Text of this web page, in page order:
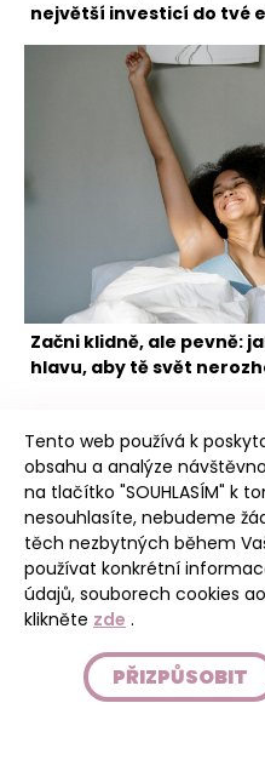
největší investicí do tvé
Začni klidně, ale pevně:
hlavu, aby tě svět
Poudree
Úvod
Etický kodex
Tento web používá k
obsahu a analýze
na tlačítko "SOUHLASÍM" k
nesouhlasíte, nebudeme
těch nezbytných během
používat konkrétní
údajů, souborech cookies
klikněte zde .
PŘIZPŮSOBIT